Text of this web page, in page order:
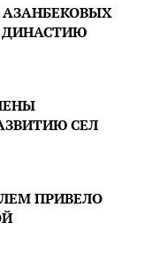
СЕЛ
ПРИВЕЛО